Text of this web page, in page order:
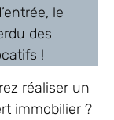
le
des
!
réaliser un
immobilier ?